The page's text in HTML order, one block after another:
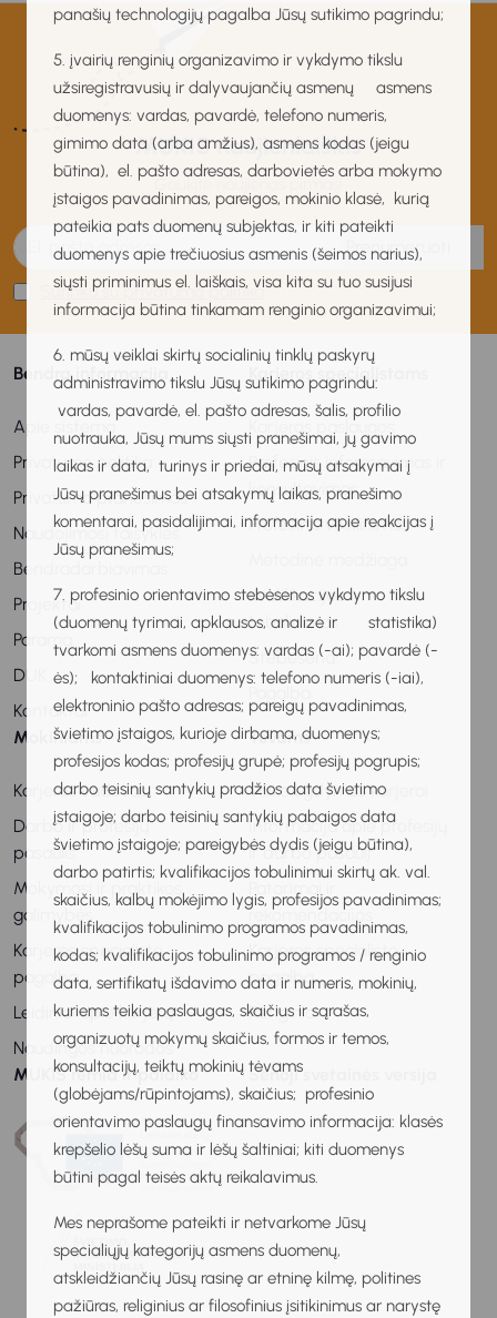
panašių technologijų pagalba Jūsų sutikimo pagrindu;
5. įvairių renginių organizavimo ir vykdymo tikslu
užsiregistravusių ir dalyvaujančių asmenų asmens
duomenys: vardas, pavardė, telefono numeris,
gimimo data (arba amžius), asmens kodas (jeigu
būtina), el. pašto adresas, darbovietės arba mokymo
įstaigos pavadinimas, pareigos, mokinio klasė, kurią
pateikia pats duomenų subjektas, ir kiti pateikti
duomenys apie trečiuosius asmenis (šeimos narius),
siųsti priminimus el. laiškais, visa kita su tuo susijusi
informacija būtina tinkamam renginio organizavimui;
6. mūsų veiklai skirtų socialinių tinklų paskyrų
administravimo tikslu Jūsų sutikimo pagrindu:
vardas, pavardė, el. pašto adresas, šalis, profilio
nuotrauka, Jūsų mums siųsti pranešimai, jų gavimo
laikas ir data, turinys ir priedai, mūsų atsakymai į
Jūsų pranešimus bei atsakymų laikas, pranešimo
komentarai, pasidalijimai, informacija apie reakcijas į
Jūsų pranešimus;
7. profesinio orientavimo stebėsenos vykdymo tikslu
(duomenų tyrimai, apklausos, analizė ir statistika)
tvarkomi asmens duomenys: vardas (-ai); pavardė (-
ės); kontaktiniai duomenys: telefono numeris (-iai),
elektroninio pašto adresas; pareigų pavadinimas,
švietimo įstaigos, kurioje dirbama, duomenys;
profesijos kodas; profesijų grupė; profesijų pogrupis;
darbo teisinių santykių pradžios data švietimo
įstaigoje; darbo teisinių santykių pabaigos data
švietimo įstaigoje; pareigybės dydis (jeigu būtina),
darbo patirtis; kvalifikacijos tobulinimui skirtų ak. val.
skaičius, kalbų mokėjimo lygis, profesijos pavadinimas;
kvalifikacijos tobulinimo programos pavadinimas,
kodas; kvalifikacijos tobulinimo programos / renginio
data, sertifikatų išdavimo data ir numeris, mokinių,
kuriems teikia paslaugas, skaičius ir sąrašas,
organizuotų mokymų skaičius, formos ir temos,
konsultacijų, teiktų mokinių tėvams
(globėjams/rūpintojams), skaičius; profesinio
orientavimo paslaugų finansavimo informacija: klasės
krepšelio lėšų suma ir lėšų šaltiniai; kiti duomenys
būtini pagal teisės aktų reikalavimus.
Mes neprašome pateikti ir netvarkome Jūsų
specialiųjų kategorijų asmens duomenų,
atskleidžiančių Jūsų rasinę ar etninę kilmę, politines
pažiūras, religinius ar filosofinius įsitikinimus ar narystę
MUKIS naujienlaiškis
Gaukite naujienas pirmas!
Prenumeruoti
Sutinku su privatumo politika
Bendra informacija
Apie sistemą
Privatumo politika
Privatumo pranešimas
Naudojimosi taisyklės
Bendradarbiavimas
Projektai
Parama
DUK
Kontaktai
Karjeros specialistams
Karjeros paslaugos
Profesinis informavimas ir
konsultavimas
Profesinis veiklinimas
Kvalifikacijos
tobulinimas
Stebėsena
Mokiniams
Karjeros vadovas
Darbo ir profesijų
pasaulis
Mokymosi ir praktikos
galimybės
Karjeros specialisto
pagalba
Leidiniai apie karjerą
Naudingos nuorodos
Tėvams
Vaiko ugdymas karjerai
Informacija apie profesijų
ir darbo pasaulį
Patarimai ir
rekomendacijos
Karjeros specialisto
pagalba
Renginiai
MUKIS remia ir palaiko Senoji svetainės versija